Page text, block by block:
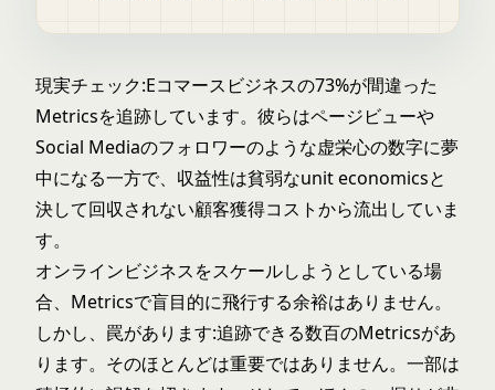
現実チェック:Eコマースビジネスの73%が間違った
Metricsを追跡しています。彼らはページビューや
Social Mediaのフォロワーのような虚栄心の数字に夢
中になる一方で、収益性は貧弱なunit economicsと
決して回収されない顧客獲得コストから流出していま
す。
オンラインビジネスをスケールしようとしている場
合、Metricsで盲目的に飛行する余裕はありません。
しかし、罠があります:追跡できる数百のMetricsがあ
ります。そのほとんどは重要ではありません。一部は